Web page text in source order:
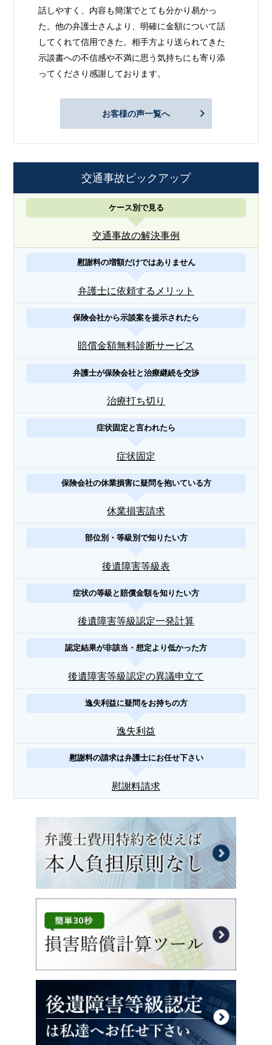
話しやすく、内容も簡潔でとても分かり易かっ
た。他の弁護士さんより、明確に金額について話
してくれて信用できた。相手方より送られてきた
示談書への不信感や不満に思う気持ちにも寄り添
ってくださり感謝しております。
お客様の声一覧へ
交通事故ピックアップ
ケース別で見る
交通事故の解決事例
慰謝料の増額だけではありません
弁護士に依頼するメリット
保険会社から示談案を提示されたら
賠償金額無料診断サービス
弁護士が保険会社と治療継続を交渉
治療打ち切り
症状固定と言われたら
症状固定
保険会社の休業損害に疑問を抱いている方
休業損害請求
部位別・等級別で知りたい方
後遺障害等級表
症状の等級と賠償金額を知りたい方
後遺障害等級認定一発計算
認定結果が非該当・想定より低かった方
後遺障害等級認定の異議申立て
逸失利益に疑問をお持ちの方
逸失利益
慰謝料の請求は弁護士にお任せ下さい
慰謝料請求